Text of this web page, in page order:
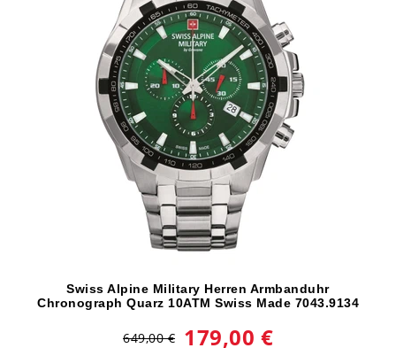
Swiss Alpine Military Herren Armbanduhr
Chronograph Quarz 10ATM Swiss Made 7043.9134
649,00 € 179,00 €